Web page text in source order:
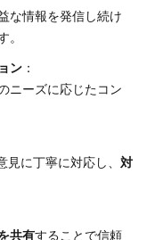
な情報を発信し続け
。
ン ：
ニーズに応じたコン
に丁寧に対応し、 対
共有することで信頼